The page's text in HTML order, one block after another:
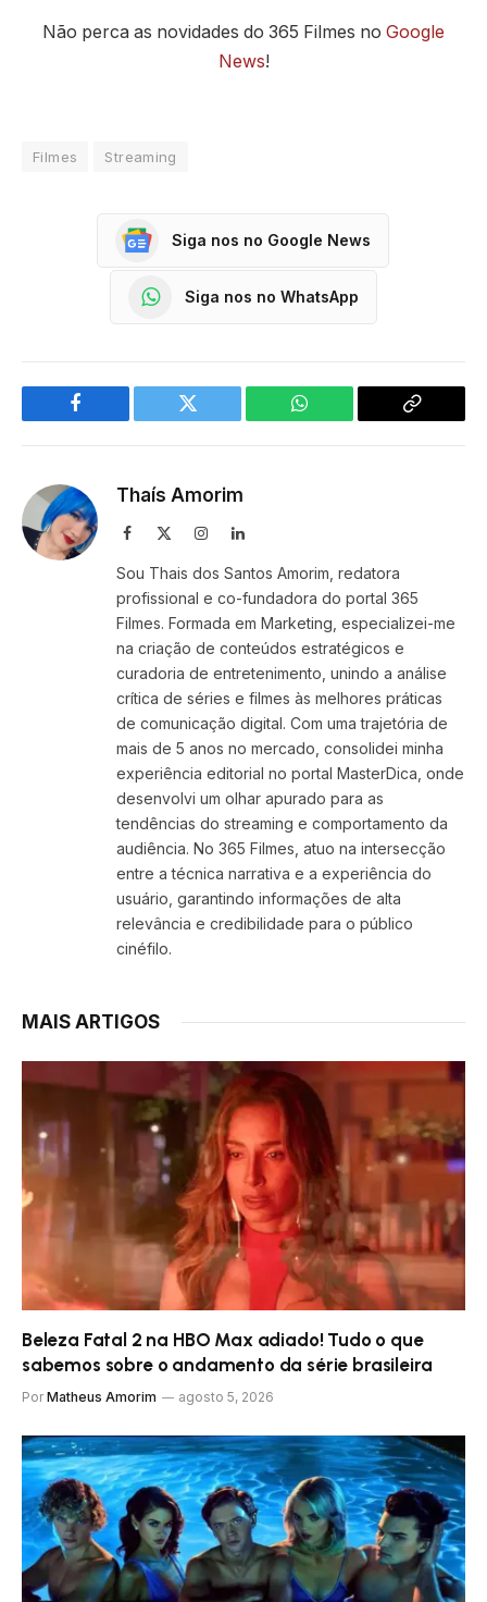
Não perca as novidades do 365 Filmes no Google
News!
Filmes Streaming
Siga nos no Google News
Siga nos no WhatsApp
Facebook Twitter WhatsApp
Copy
Thaís Amorim
Facebook InstagramLinkedIn
Sou Thais dos Santos Amorim, redatora
profissional e co-fundadora do portal 365
Filmes. Formada em Marketing, especializei-me
na criação de conteúdos estratégicos e
curadoria de entretenimento, unindo a análise
crítica de séries e filmes às melhores práticas
de comunicação digital. Com uma trajetória de
mais de 5 anos no mercado, consolidei minha
experiência editorial no portal MasterDica, onde
desenvolvi um olhar apurado para as
tendências do streaming e comportamento da
audiência. No 365 Filmes, atuo na intersecção
entre a técnica narrativa e a experiência do
usuário, garantindo informações de alta
relevância e credibilidade para o público
cinéfilo.
MAIS ARTIGOS
Beleza Fatal 2 na HBO Max adiado! Tudo o que
sabemos sobre o andamento da série brasileira
Por Matheus Amorim agosto 5, 2026